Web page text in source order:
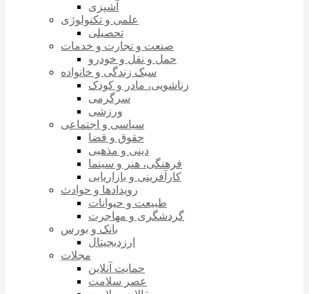
آشپزی
علمی و تکنولوژی
تحصیلی
صنعت و تجارت و خدمات
حمل و نقل و خودرو
سبک زندگی و خانواده
زناشویی، مادر و کودک
سرگرمی
ورزشی
سیاسی و اجتماعی
حقوق و قضا
دینی و مذهبی
فرهنگی، هنر و سینما
کارآفرینی و بازاریابی
رویدادها و حوادث
طبیعت و حیوانات
گردشگری و مهاجرت
بانک و بورس
ارزدیجیتال
مجلات
حمایت آنلاین
عصر سلامت